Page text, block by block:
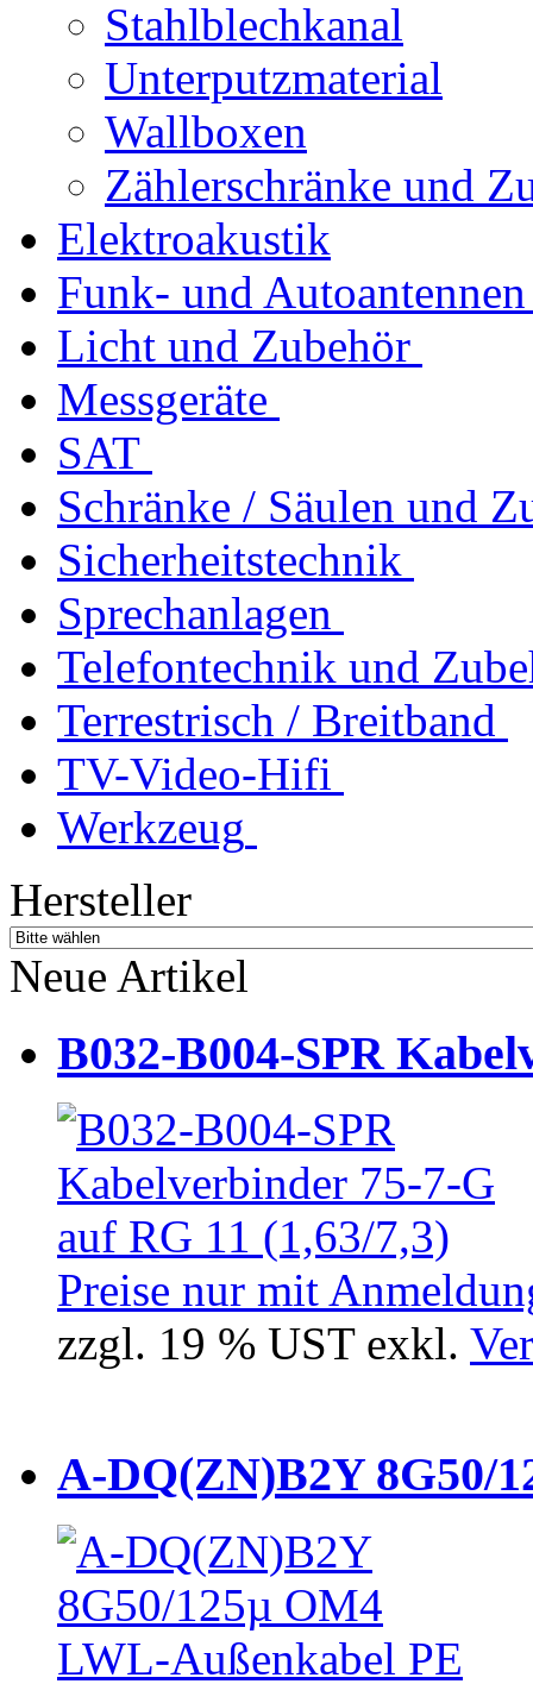
Stahlblechkanal
Unterputzmaterial
Wallboxen
Zählerschränke und
Elektroakustik
Funk- und Autoantennen
Licht und Zubehör
Messgeräte
SAT
Schränke / Säulen und
Sicherheitstechnik
Sprechanlagen
Telefontechnik und
Terrestrisch / Breitband
TV-Video-Hifi
Werkzeug
Hersteller
Neue Artikel
B032-B004-SPR
Preise nur mit
zzgl. 19 % UST exkl.
A-DQ(ZN)B2Y 8G50/